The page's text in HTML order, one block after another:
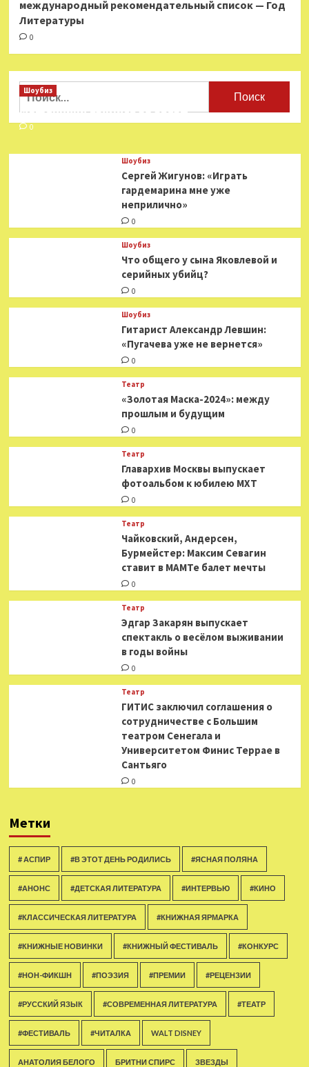
международный рекомендательный список — Год
Литературы
0
Найти:
Шоубиз
Мошенники взялись за звезд
0
Шоубиз
Сергей Жигунов: «Играть
гардемарина мне уже
неприлично»
0
Шоубиз
Что общего у сына Яковлевой и
серийных убийц?
0
Шоубиз
Гитарист Александр Левшин:
«Пугачева уже не вернется»
0
Театр
«Золотая Маска-2024»: между
прошлым и будущим
0
Театр
​​Главархив Москвы выпускает
фотоальбом к юбилею МХТ
0
Театр
​​Чайковский, Андерсен,
Бурмейстер: Максим Севагин
ставит в МАМТе балет мечты
0
Театр
Эдгар Закарян выпускает
спектакль о весёлом выживании
в годы войны
0
Театр
ГИТИС заключил соглашения о
сотрудничестве с Большим
театром Сенегала и
Университетом Финис Террае в
Сантьяго
0
Метки
# АСПИР #В ЭТОТ ДЕНЬ РОДИЛИСЬ #ЯСНАЯ ПОЛЯНА
#АНОНС #ДЕТСКАЯ ЛИТЕРАТУРА #ИНТЕРВЬЮ #КИНО
#КЛАССИЧЕСКАЯ ЛИТЕРАТУРА #КНИЖНАЯ ЯРМАРКА
#КНИЖНЫЕ НОВИНКИ #КНИЖНЫЙ ФЕСТИВАЛЬ #КОНКУРС
#НОН-ФИКШН #ПОЭЗИЯ #ПРЕМИИ #РЕЦЕНЗИИ
#РУССКИЙ ЯЗЫК #СОВРЕМЕННАЯ ЛИТЕРАТУРА #ТЕАТР
#ФЕСТИВАЛЬ #ЧИТАЛКА WALT DISNEY
АНАТОЛИЯ БЕЛОГО БРИТНИ СПИРС ЗВЕЗДЫ